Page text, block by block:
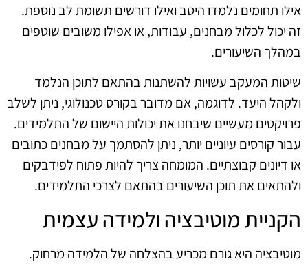
אילו תחומים נלמדו היטב ואילו דורשים תשומת לב נוספת.
זה יכול לכלול מבחנים, עבודות, או אפילו משובים שוטפים
במהלך השיעורים.
שיטות המעקב עשויות להשתנות בהתאם לתוכן הנלמד
ולקהל היעד. לדוגמה, אם מדובר בקורס טכנולוגי, ניתן לשלב
פרויקטים מעשיים שיבחנו את יכולות היישום של התלמידים.
עבור קורסים עיוניים יותר, ניתן להסתמך על מבחנים כתובים
או דיונים קבוצתיים. המומחה צריך להיות פתוח לפידבקים
ולהתאים את תוכן השיעורים בהתאם לצרכי התלמידים.
הקניית מוטיבציה ולמידה עצמית
מוטיבציה היא גורם מכריע בהצלחה של הלמידה מרחוק.